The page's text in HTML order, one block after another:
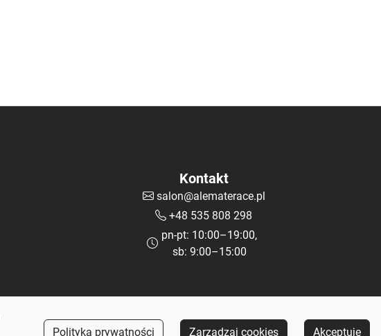
Polityka prywatności Zarządzaj cookies Akceptuję
Kontakt
salon@alematerace.pl
+48 535 808 298
pn-pt: 10:00–19:00,
sb: 9:00–15:00